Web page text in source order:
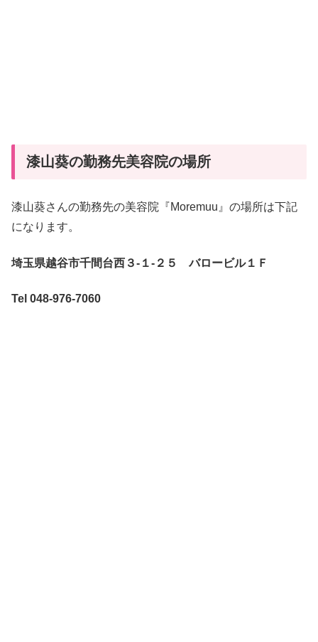
漆山葵の勤務先美容院の場所
漆山葵さんの勤務先の美容院『Moremuu』の場所は下記
になります。
埼玉県越谷市千間台西３-１-２５ バロービル１Ｆ
Tel 048-976-7060